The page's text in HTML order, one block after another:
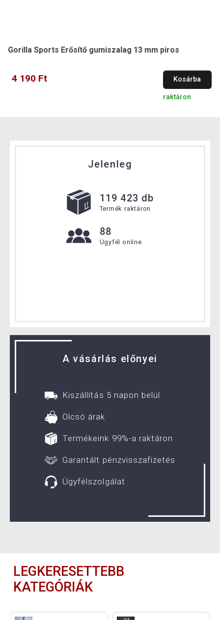
Gorilla Sports Erősítő gumiszalag 13 mm piros
4 190 Ft Kosárba
raktáron
Jelenleg
119 423 db
Termék raktáron
88
Ügyfél online
A vásárlás előnyei
Kiszállítás 5 napon belül
Olcsó árak
Termékeink 99%-a raktáron
Garantált pénzvisszafizetés
Ügyfélszolgálat
LEGKERESETTEBB
KATEGÓRIÁK